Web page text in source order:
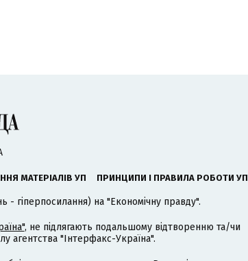
МАТЕРІАЛІВ УП ПРИНЦИПИ І ПРАВИЛА РОБОТИ УП
- гіперпосилання) на "Економічну правду".
, не підлягають подальшому відтворенню та/чи
агентства "Інтерфакс-Україна".